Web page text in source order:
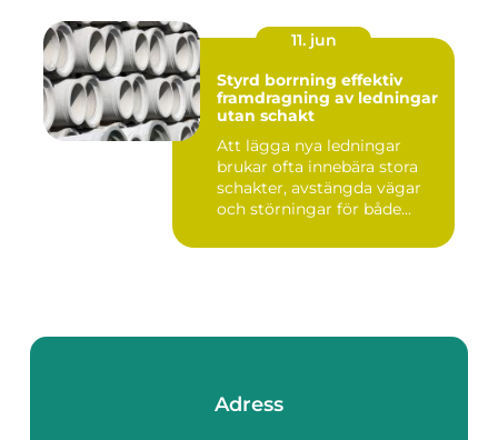
11. jun
Styrd borrning effektiv
framdragning av ledningar
utan schakt
Att lägga nya ledningar
brukar ofta innebära stora
schakter, avstängda vägar
och störningar för både...
Adress